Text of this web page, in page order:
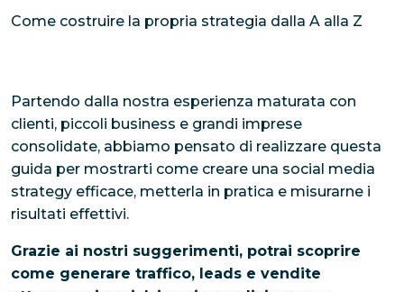
Come costruire la propria strategia dalla A alla Z
Partendo dalla nostra esperienza maturata con
clienti, piccoli business e grandi imprese
consolidate, abbiamo pensato di realizzare questa
guida per mostrarti come creare una social media
strategy efficace, metterla in pratica e misurarne i
risultati effettivi.
Grazie ai nostri suggerimenti, potrai scoprire
come generare traffico, leads e vendite